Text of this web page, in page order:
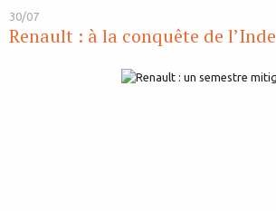
30/07
Renault : à la conquête de l’Inde